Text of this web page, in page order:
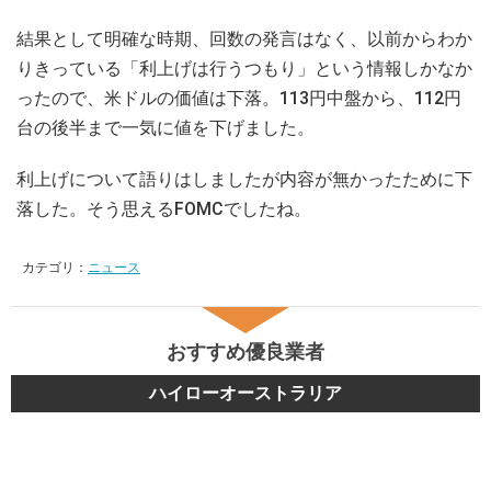
結果として明確な時期、回数の発言はなく、以前からわか
りきっている「利上げは行うつもり」という情報しかなか
ったので、米ドルの価値は下落。113円中盤から、112円
台の後半まで一気に値を下げました。
利上げについて語りはしましたが内容が無かったために下
落した。そう思えるFOMCでしたね。
カテゴリ： ニュース
おすすめ優良業者
ハイローオーストラリア